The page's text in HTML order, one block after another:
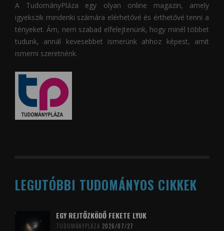
A TudományPláza egy olyan online magazin, amely
igyekszik mindenki számára elérhetővé és érthetővé tenni a
tényeket. Ám, nem szabad elfelejtenünk, hogy minél többet
tudunk, annál kevesebbet ismerünk ahhoz képest, amit
ismerni szeretnénk.
LEGUTÓBBI TUDOMÁNYOS CIKKEK
EGY REJTŐZKÖDŐ FEKETE LYUK
TUDOMÁNYPLÁZA 2026/07/27